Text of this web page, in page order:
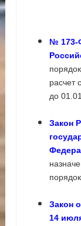
№ 173-
расчет
до
Закон
Закон
14